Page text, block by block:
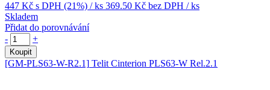
447 Kč s DPH (21%) / ks 369.50 Kč bez DPH / ks
Skladem
Přidat do porovnávání
-
+
Koupit
[GM-PLS63-W-R2.1] Telit Cinterion PLS63-W Rel.2.1